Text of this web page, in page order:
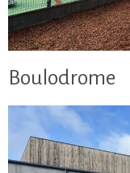
Boulodrome